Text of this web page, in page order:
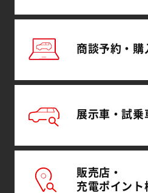
商談予約・ 購
展示車・試乗
販売店・
充電ポイント